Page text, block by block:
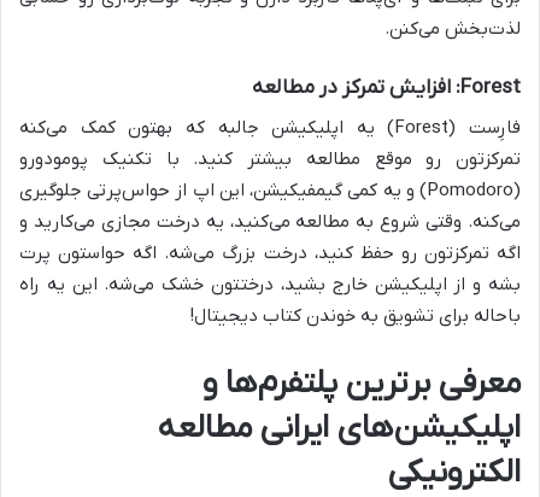
لذت‌بخش می‌کنن.
Forest: افزایش تمرکز در مطالعه
فارِست (Forest) یه اپلیکیشن جالبه که بهتون کمک می‌کنه
تمرکزتون رو موقع مطالعه بیشتر کنید. با تکنیک پومودورو
(Pomodoro) و یه کمی گیمفیکیشن، این اپ از حواس‌پرتی جلوگیری
می‌کنه. وقتی شروع به مطالعه می‌کنید، یه درخت مجازی می‌کارید و
اگه تمرکزتون رو حفظ کنید، درخت بزرگ می‌شه. اگه حواستون پرت
بشه و از اپلیکیشن خارج بشید، درختتون خشک می‌شه. این یه راه
باحاله برای تشویق به خوندن کتاب دیجیتال!
معرفی برترین پلتفرم‌ها و
اپلیکیشن‌های ایرانی مطالعه
الکترونیکی